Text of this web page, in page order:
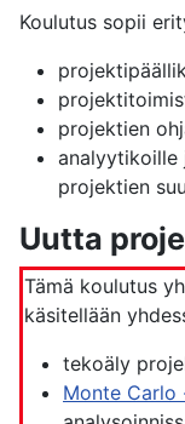
Koulutus sopii
projektien
analyytikoille
projektien
Uutta
Tämä koulutus
käsitellään
tekoäly
Monte Carlo